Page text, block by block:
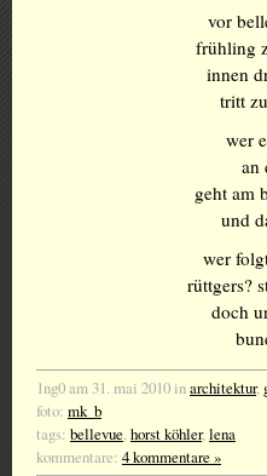
vor
frühling
innen
tritt
wer
an
geht am
und
wer
rüttgers?
doch
1ng0 am 31. mai 2010 inarchitektur,
foto: mk_b
tags: bellevue,horst köhler,lena
kommentare: 4 kommentare »